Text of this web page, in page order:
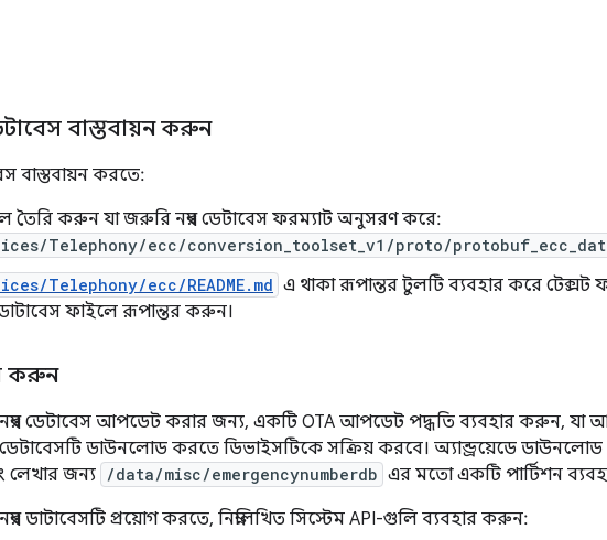
বাস্তবায়ন করুন
বাস্তবায়ন করতে:
তৈরি করুন যা জরুরি নম্বর ডেটাবেস ফরম্যাট অনুসরণ করে:
Telephony/ecc/conversion_toolset_v1/proto/
Telephony/ecc/README.md এ থাকা রূপান্তর টুলটি ব্যবহার করে টেক্সট
ফাইলে রূপান্তর করুন।
করুন
ডেটাবেস আপডেট করার জন্য, একটি OTA আপডেট পদ্ধতি ব্যবহার করুন, যা
ডেটাবেসটি ডাউনলোড করতে ডিভাইসটিকে সক্রিয় করবে। অ্যান্ড্রয়েডে
লেখার জন্য /data/misc/emergencynumberdb এর মতো একটি পার্টিশন
ডাটাবেসটি প্রয়োগ করতে, নিম্নলিখিত সিস্টেম API-গুলি ব্যবহার করুন: